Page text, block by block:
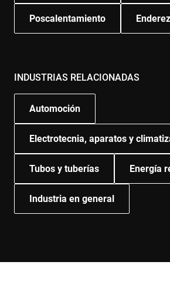
Poscalentamiento
INDUSTRIAS RELACIONADAS
Automoción
Electrotecnia, aparatos y
Tubos y tuberías Energía
Industria en general